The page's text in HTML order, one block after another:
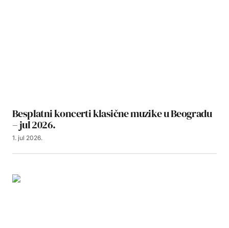
Besplatni koncerti klasične muzike u Beogradu
– jul 2026.
1. jul 2026.